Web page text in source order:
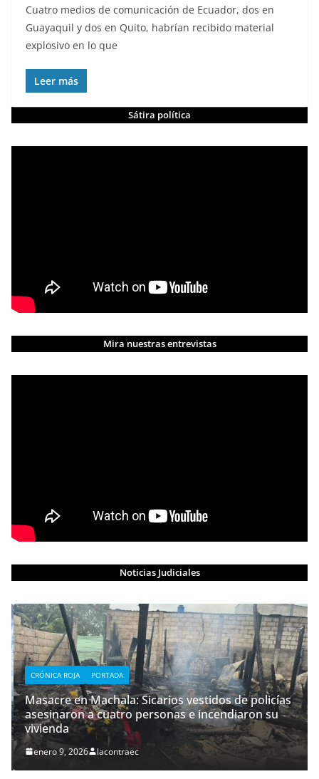
Cuatro medios de comunicación de Ecuador, dos en
Guayaquil y dos en Quito, habrían recibido material
explosivo en lo que
Leer más
Sátira política
Mira nuestras entrevistas
Noticias Judiciales
CRÓNICA ROJA PORTADA
Masacre en Machala: Sicarios vestidos de policías
asesinaron a cuatro personas e incendiaron su
vivienda
enero 9, 2026 lacontraec